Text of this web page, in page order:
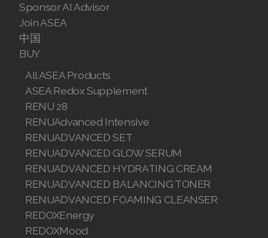
Sponsor AI Advisor
Join ASEA
中国
BUY
All ASEA Products
ASEA Redox Supplement
RENU 28
RENUAdvanced Intensive
RENUADVANCED SET
RENUADVANCED GLOW SERUM
RENUADVANCED HYDRATING CREAM
RENUADVANCED BALANCING TONER
RENUADVANCED FOAMING CLEANSER
REDOXEnergy
REDOXMood
Join ASEA Portugal (Português)
Join ASEA Romania (Română)
Join ASEA Slovakia (Slovenský)
Join ASEA Slovenia (Slovenščina)
Join ASEA Spain (Español)
Join ASEA Sweden (Svenska)
Join ASEA Switzerland (Deutsch)
Join ASEA Switzerland (Français)